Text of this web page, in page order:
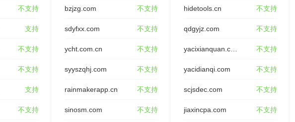
不支持
支持
不支持
不支持
支持
不支持
bzjzg.com 不支持
sdyfxx.com 不支持
ycht.com.cn 不支持
syyszqhj.com 不支持
rainmakerapp.cn 不支持
sinosm.com 不支持
hidetools.cn 不支持
qdgyjz.com 不支持
不支持
yacidianqi.com 不支持
scjsdec.com 不支持
jiaxincpa.com 不支持